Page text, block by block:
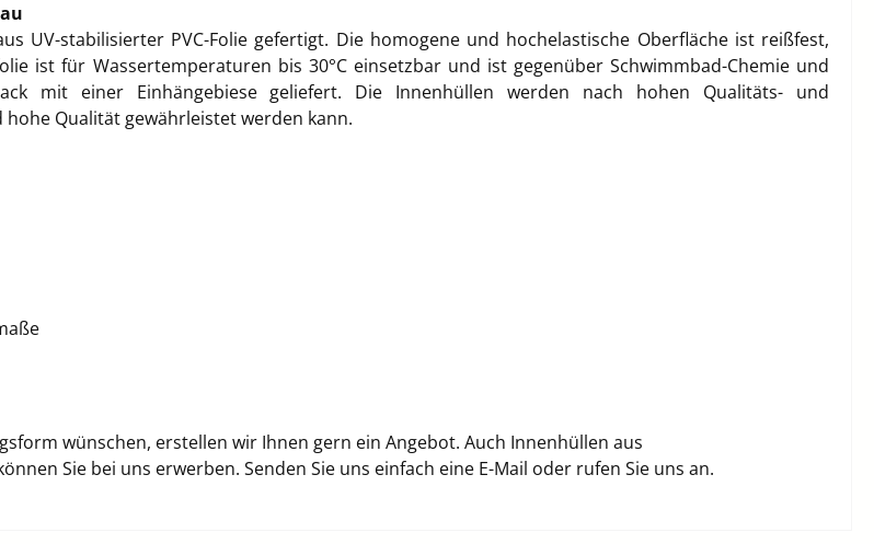
UV-stabilisierter PVC-Folie gefertigt. Die homogene und hochelastische Oberfläche ist reißfest,
ist für Wassertemperaturen bis 30°C einsetzbar und ist gegenüber Schwimmbad-Chemie und
mit einer Einhängebiese geliefert. Die Innenhüllen werden nach hohen Qualitäts- und
Qualität gewährleistet werden kann.
wünschen, erstellen wir Ihnen gern ein Angebot. Auch Innenhüllen aus
Sie bei uns erwerben. Senden Sie uns einfach eine E-Mail oder rufen Sie uns an.